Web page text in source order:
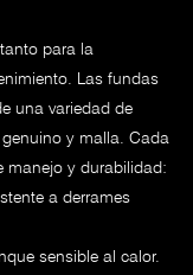
para la
Las fundas
una variedad de
y malla. Cada
manejo y durabilidad:
a derrames
sensible al calor.